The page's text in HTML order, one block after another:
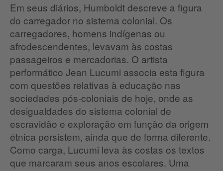
Em seus diários, Humboldt descreve a figura
do carregador no sistema colonial. Os
carregadores, homens indígenas ou
afrodescendentes, levavam às costas
passageiros e mercadorias. O artista
performático Jean Lucumi associa esta figura
com questões relativas à educação nas
sociedades pós-coloniais de hoje, onde as
desigualdades do sistema colonial de
escravidão e exploração em função da origem
étnica persistem, ainda que de forma diferente.
Como carga, Lucumi leva às costas os textos
que marcaram seus anos escolares. Uma